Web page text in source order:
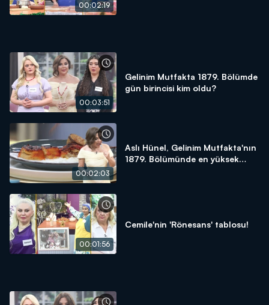
00:02:19
00:03:51
Gelinim Mutfakta 1879. Bölümde
gün birincisi kim oldu?
00:02:03
Aslı Hünel, Gelinim Mutfakta'nın
1879. Bölümünde en yüksek
00:01:56
Cemile'nin 'Rönesans' tablosu!